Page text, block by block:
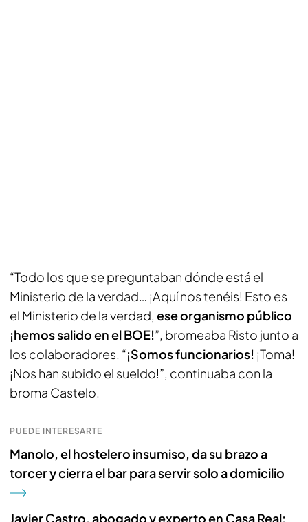
“Todo los que se preguntaban dónde está el
Ministerio de la verdad… ¡Aquí nos tenéis! Esto es
el Ministerio de la verdad, ese organismo público
¡hemos salido en el BOE!”, bromeaba Risto junto a
los colaboradores. “¡Somos funcionarios! ¡Toma!
¡Nos han subido el sueldo!”, continuaba con la
broma Castelo.
PUEDE INTERESARTE
Manolo, el hostelero insumiso, da su brazo a
torcer y cierra el bar para servir solo a domicilio
Javier Castro, abogado y experto en Casa Real: